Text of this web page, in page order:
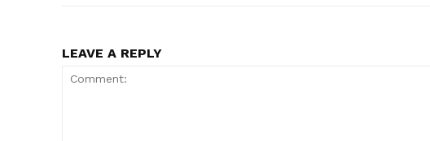
LEAVE A REPLY